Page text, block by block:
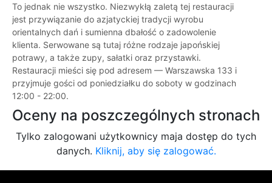
To jednak nie wszystko. Niezwykłą zaletą tej restauracji
jest przywiązanie do azjatyckiej tradycji wyrobu
orientalnych dań i sumienna dbałość o zadowolenie
klienta. Serwowane są tutaj różne rodzaje japońskiej
potrawy, a także zupy, sałatki oraz przystawki.
Restauracji mieści się pod adresem — Warszawska 133 i
przyjmuje gości od poniedziałku do soboty w godzinach
12:00 - 22:00.
Oceny na poszczególnych stronach
Tylko zalogowani użytkownicy maja dostęp do tych
danych. Kliknij, aby się zalogować.